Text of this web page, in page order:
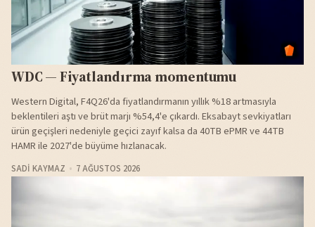
WDC — Fiyatlandırma momentumu
Western Digital, F4Q26'da fiyatlandırmanın yıllık %18 artmasıyla
beklentileri aştı ve brüt marjı %54,4'e çıkardı. Eksabayt sevkiyatları
ürün geçişleri nedeniyle geçici zayıf kalsa da 40TB ePMR ve 44TB
HAMR ile 2027'de büyüme hızlanacak.
SADI KAYMAZ 7 AĞUSTOS 2026